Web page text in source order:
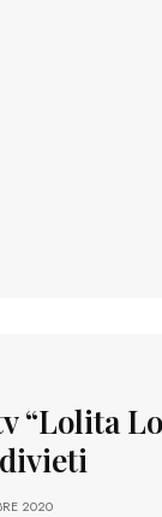
“Lolita
2020